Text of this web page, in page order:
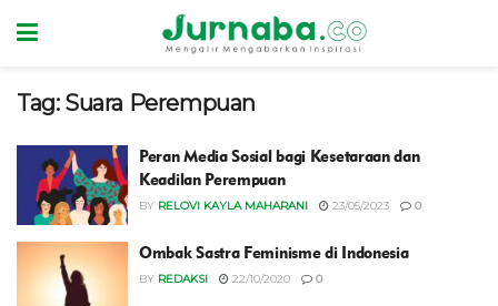
Tag: Suara Perempuan
Peran Media Sosial bagi Kesetaraan dan
Keadilan Perempuan
BY RELOVI KAYLA MAHARANI 23/05/2023 0
Ombak Sastra Feminisme di Indonesia
BY REDAKSI 22/10/2020 0